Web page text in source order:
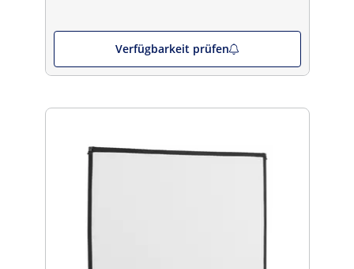
Verfügbarkeit prüfen